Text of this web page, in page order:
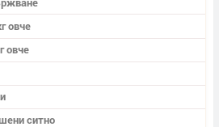
овче
овче
ситно